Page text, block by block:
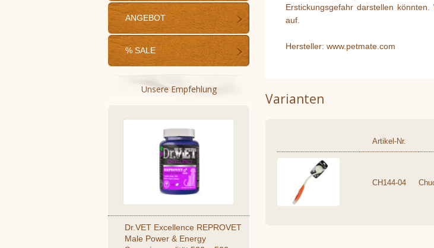
ANGEBOT
% SALE
Unsere Empfehlung
Dr.VET Excellence REPROVET
Male Power & Energy
Erstickungsgefahr darstellen
auf.
Hersteller: www.petmate.com
Varianten
Artikel-Nr.
CH144-04